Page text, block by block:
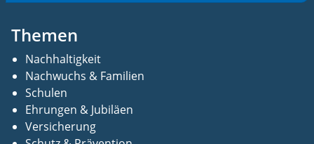
Themen
Nachhaltigkeit
Nachwuchs & Familien
Schulen
Ehrungen & Jubiläen
Versicherung